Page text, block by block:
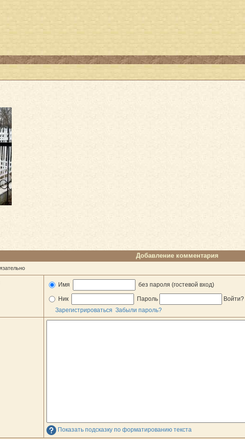
Добавление комментария
Имя без пароля (гостевой вход)
Ник Пароль
Войти?
Зарегистрироваться Забыли пароль?
Показать подсказку по форматированию текста